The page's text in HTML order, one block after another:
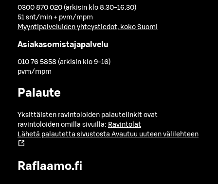
0300 870 020 (arkisin klo 8.30-16.30)
51 snt/min + pvm/mpm
Myyntipalveluiden yhteystiedot, koko Suomi
Asiakasomistajapalvelu
010 76 5858 (arkisin klo 9-16)
pvm/mpm
Palaute
Yksittäisten ravintoloiden palautelinkit ovat
ravintoloiden omilla sivuilla: Ravintolat
Lähetä palautetta sivustosta Avautuu uuteen välilehteen
Raflaamo.fi